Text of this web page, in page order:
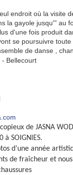
endroit où la visite
la gayole jusqu'" au
d'une fois produit
se poursuivre toute
de danse ,
- Bellecourt
de JASNA
SOIGNIES.
d’une année
de fraîcheur et